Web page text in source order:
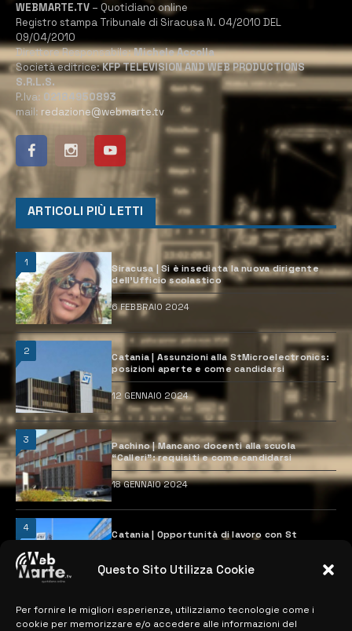
Questo Sito Utilizza Cookie
Per fornire le migliori esperienze, utilizziamo tecnologie come i
cookie per memorizzare e/o accedere alle informazioni del
WEBMARTE.TV – Quotidiano online
Registro stampa Tribunale di Siracusa N. 04/2010 DEL
09/04/2010
Direttore Responsabile:Michele Accolla
Società editrice:KFP TELEVISION AND WEB PRODUCTIONS
S.R.L.S.
P.Iva: 02184950893
mail: redazione@webmarte.tv
ARTICOLI PIÙ LETTI
1
Siracusa | Si è insediata la nuova dirigente
dell’Ufficio scolastico
6 FEBBRAIO 2024
2
Catania | Assunzioni alla StMicroelectronics:
posizioni aperte e come candidarsi
12 GENNAIO 2024
3
Pachino | Mancano docenti alla scuola
“Calleri”: requisiti e come candidarsi
18 GENNAIO 2024
4
Catania | Opportunità di lavoro con St
28 MARZO 2024